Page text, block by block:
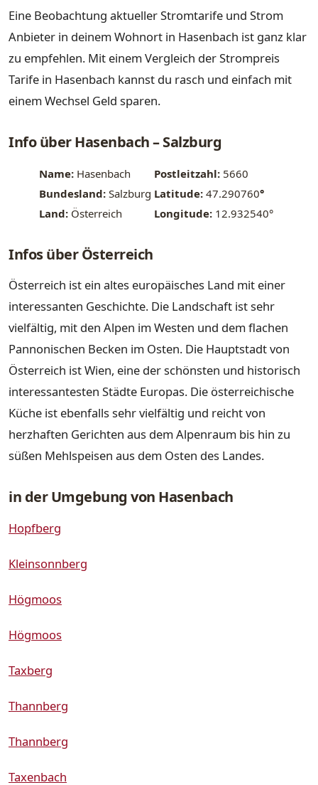
Eine Beobachtung aktueller Stromtarife und Strom
Anbieter in deinem Wohnort in Hasenbach ist ganz klar
zu empfehlen. Mit einem Vergleich der Strompreis
Tarife in Hasenbach kannst du rasch und einfach mit
einem Wechsel Geld sparen.
Info über Hasenbach – Salzburg
Name: Hasenbach Postleitzahl: 5660
Bundesland: Salzburg Latitude: 47.290760°
Land: Österreich Longitude: 12.932540°
Infos über Österreich
Österreich ist ein altes europäisches Land mit einer
interessanten Geschichte. Die Landschaft ist sehr
vielfältig, mit den Alpen im Westen und dem flachen
Pannonischen Becken im Osten. Die Hauptstadt von
Österreich ist Wien, eine der schönsten und historisch
interessantesten Städte Europas. Die österreichische
Küche ist ebenfalls sehr vielfältig und reicht von
herzhaften Gerichten aus dem Alpenraum bis hin zu
süßen Mehlspeisen aus dem Osten des Landes.
in der Umgebung von Hasenbach
Hopfberg
Kleinsonnberg
Högmoos
Högmoos
Taxberg
Thannberg
Thannberg
Taxenbach